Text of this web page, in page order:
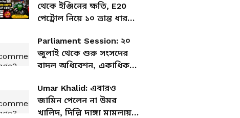
থেকে ইঞ্জিনের ক্ষতি, E20
পেট্রোল নিয়ে ১০ ভ্রান্ত ধারণা
Parliament Session: ২০
জুলাই থেকে শুরু সংসদের
বাদল অধিবেশন, একাধিক
হওয়ার সম্ভাবনা
Umar Khalid: এবারও
জামিন পেলেন না উমর
খালিদ, দিল্লি দাঙ্গা মামলায়